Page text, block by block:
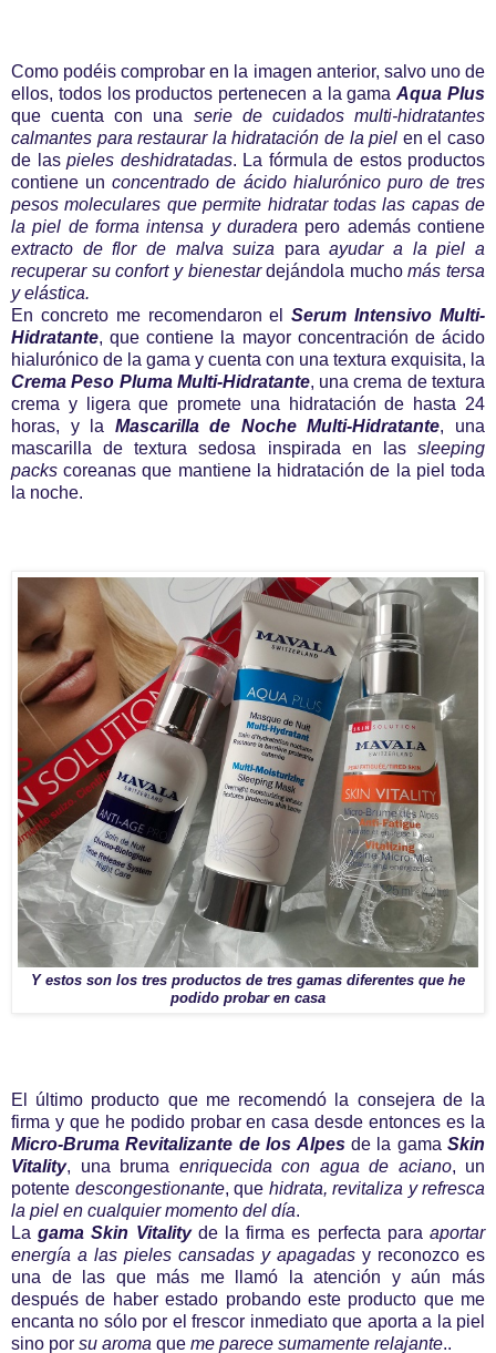
Como podéis comprobar en la imagen anterior, salvo uno de
ellos, todos los productos pertenecen a la gamaAqua Plus
que cuenta con una serie de cuidados multi-hidratantes
calmantes para restaurar la hidratación de la piel en el caso
de las pieles deshidratadas. La fórmula de estos productos
contiene unconcentrado de ácido hialurónico puro de tres
pesos moleculares que permite hidratar todas las capas de
la piel de forma intensa y duradera pero además contiene
extracto de flor de malva suiza para ayudar a la piel a
recuperar su confort y bienestardejándola muchomás tersa
y elástica.
En concreto me recomendaron elSerum Intensivo Multi-
Hidratante, que contiene la mayor concentración de ácido
hialurónico de la gama y cuenta con una textura exquisita, la
Crema Peso Pluma Multi-Hidratante, una crema de textura
crema y ligera que promete una hidratación de hasta 24
horas, y la Mascarilla de Noche Multi-Hidratante, una
mascarilla de textura sedosa inspirada en las sleeping
packs coreanas que mantiene la hidratación de la piel toda
la noche.
Y estos son los tres productos de tres gamas diferentes que he
podido probar en casa
El último producto que me recomendó la consejera de la
firma y que he podido probar en casa desde entonces es la
Micro-Bruma Revitalizante de los Alpesde la gama Skin
Vitality, una bruma enriquecida con agua de aciano, un
potente descongestionante, que hidrata, revitaliza y refresca
la piel en cualquier momento del día.
La gama Skin Vitalityde la firma es perfecta para aportar
energía a las pieles cansadas y apagadas y reconozco es
una de las que más me llamó la atención y aún más
después de haber estado probando este producto que me
encanta no sólo por el frescor inmediato que aporta a la piel
sino por su aroma que me parece sumamente relajante..